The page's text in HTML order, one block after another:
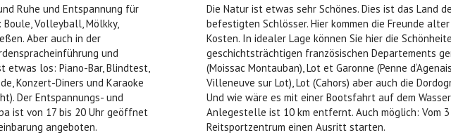
Ruhe und Entspannung für
Volleyball, Mölkky,
Aber auch in der
und
etwas los: Piano-Bar, Blindtest,
Konzert-Diners und Karaoke
Der Entspannungs- und
ist von 17 bis 20 Uhr geöffnet
angeboten.
Die Natur ist etwas sehr Schönes. Dies ist das Land
befestigten Schlösser. Hier kommen die Freunde
Kosten. In idealer Lage können Sie hier die
geschichtsträchtigen französischen Departements
(Moissac Montauban), Lot et Garonne (Penne
Villeneuve sur Lot), Lot (Cahors) aber auch die
Und wie wäre es mit einer Bootsfahrt auf dem
Anlegestelle ist 10 km entfernt. Auch möglich: Vom
Reitsportzentrum einen Ausritt starten.